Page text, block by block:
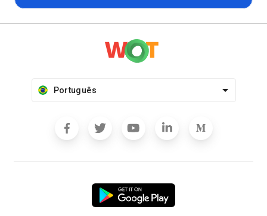
Português